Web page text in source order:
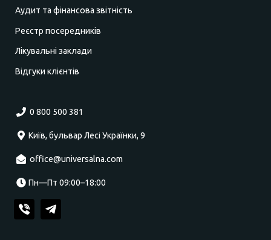
Аудит та фінансова звітність
Реєстр посередників
Лікувальні заклади
Відгуки клієнтів
0 800 500 381
Київ, бульвар Лесі Українки, 9
office@universalna.com
Пн—Пт 09:00–18:00